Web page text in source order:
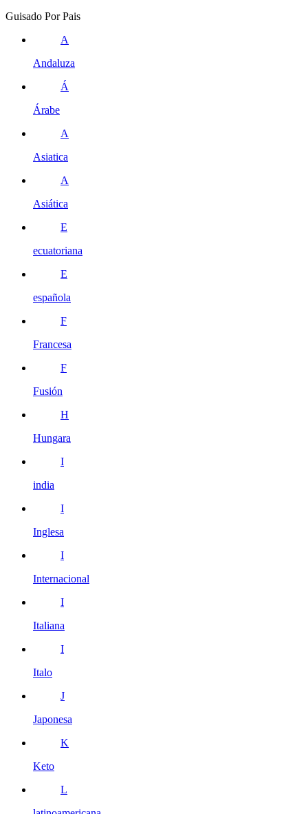
Guisado Por Pais
A
Andaluza
Á
Árabe
A
Asiatica
A
Asiática
E
ecuatoriana
E
española
F
Francesa
F
Fusión
H
Hungara
I
india
I
Inglesa
I
Internacional
I
Italiana
I
Italo
J
Japonesa
K
Keto
L